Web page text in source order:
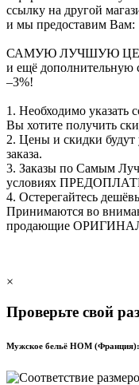
ссылку на другой
и мы предоставим Вам:
САМУЮ ЛУЧШУЮ
и ещё дополнительную
–3%!
1. Необходимо указать
Вы хотите получить
2. Цены и скидки
заказа.
3. Заказы по Самым
условиях
4. Остерегайтесь
Принимаются во
продающие
×
Проверьте свой
Мужское бельё HOM (Франция):